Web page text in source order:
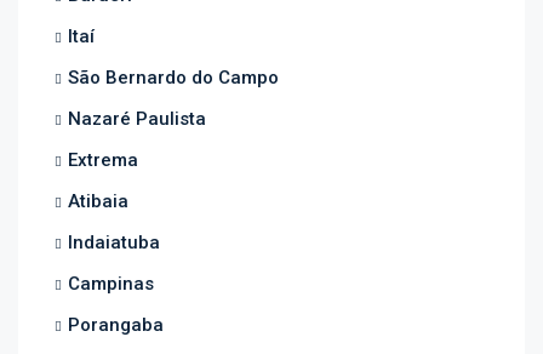
Itaí
São Bernardo do Campo
Nazaré Paulista
Extrema
Atibaia
Indaiatuba
Campinas
Porangaba